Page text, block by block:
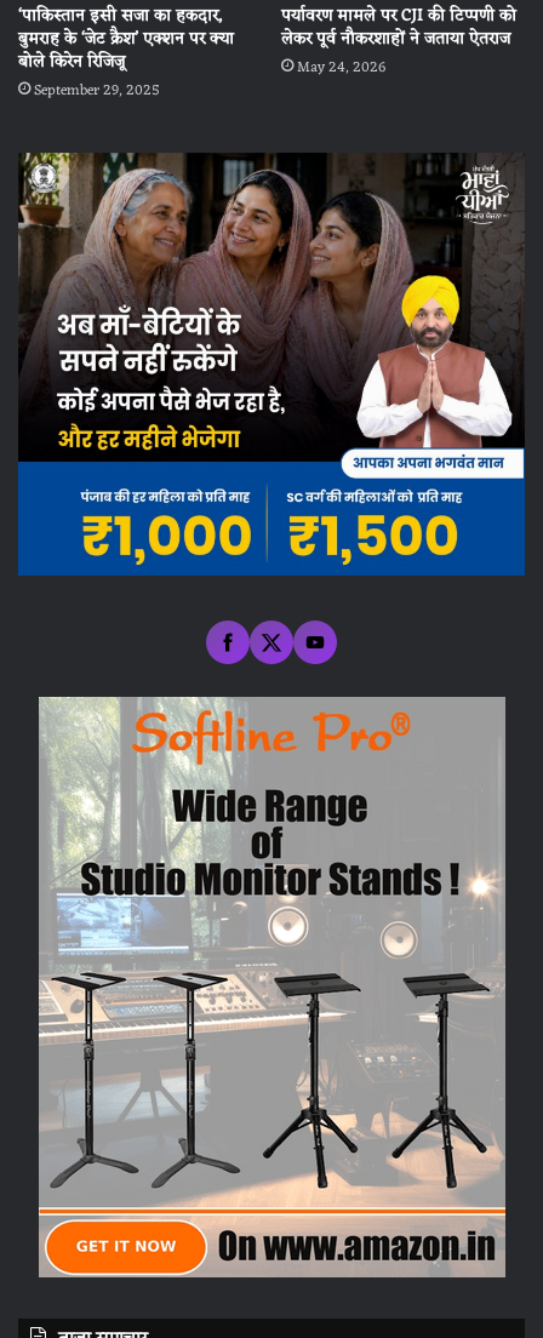
‘पाकिस्तान इसी सजा का हकदार,
बुमराह के ‘जेट क्रैश’ एक्शन पर क्या
बोले किरेन रिजिजू
September 29, 2025
पर्यावरण मामले पर CJI की टिप्पणी को
लेकर पूर्व नौकरशाहों ने जताया ऐतराज
May 24, 2026